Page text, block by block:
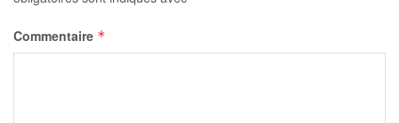
Commentaire *